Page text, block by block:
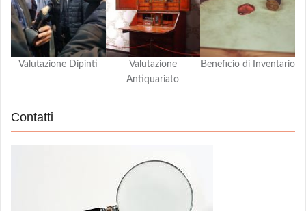
Valutazione Dipinti
Valutazione
Antiquariato
Beneficio di Inventario
Contatti